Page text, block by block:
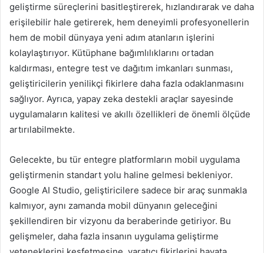
geliştirme süreçlerini basitleştirerek, hızlandırarak ve daha
erişilebilir hale getirerek, hem deneyimli profesyonellerin
hem de mobil dünyaya yeni adım atanların işlerini
kolaylaştırıyor. Kütüphane bağımlılıklarını ortadan
kaldırması, entegre test ve dağıtım imkanları sunması,
geliştiricilerin yenilikçi fikirlere daha fazla odaklanmasını
sağlıyor. Ayrıca, yapay zeka destekli araçlar sayesinde
uygulamaların kalitesi ve akıllı özellikleri de önemli ölçüde
artırılabilmekte.
Gelecekte, bu tür entegre platformların mobil uygulama
geliştirmenin standart yolu haline gelmesi bekleniyor.
Google AI Studio, geliştiricilere sadece bir araç sunmakla
kalmıyor, aynı zamanda mobil dünyanın geleceğini
şekillendiren bir vizyonu da beraberinde getiriyor. Bu
gelişmeler, daha fazla insanın uygulama geliştirme